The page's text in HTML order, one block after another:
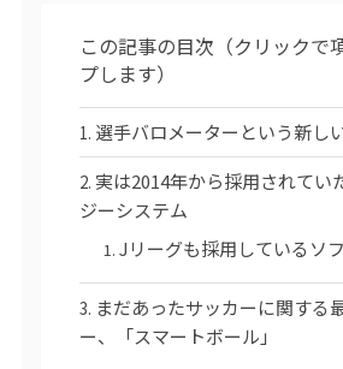
この記事の目次（クリックで
プします）
選手バロメーターという新し
実は2014年から採用されてい
ジーシステム
Jリーグも採用しているソ
まだあったサッカーに関する
ー、「スマートボール」